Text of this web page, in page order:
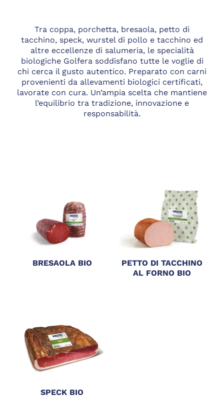
Tra coppa, porchetta, bresaola, petto di
tacchino, speck, wurstel di pollo e tacchino ed
altre eccellenze di salumeria, le specialità
biologiche Golfera soddisfano tutte le voglie di
chi cerca il gusto autentico. Preparato con carni
provenienti da allevamenti biologici certificati,
lavorate con cura. Un’ampia scelta che mantiene
l’equilibrio tra tradizione, innovazione e
responsabilità.
BRESAOLA BIO
PETTO DI TACCHINO
AL FORNO BIO
SPECK BIO